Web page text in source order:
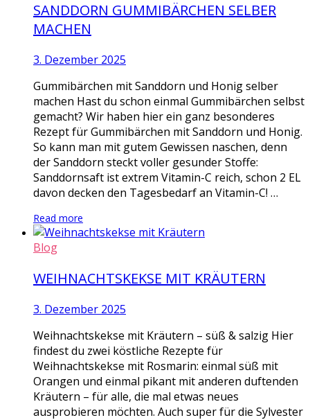
SANDDORN GUMMIBÄRCHEN SELBER
MACHEN
3. Dezember 2025
Gummibärchen mit Sanddorn und Honig selber
machen Hast du schon einmal Gummibärchen selbst
gemacht? Wir haben hier ein ganz besonderes
Rezept für Gummibärchen mit Sanddorn und Honig.
So kann man mit gutem Gewissen naschen, denn
der Sanddorn steckt voller gesunder Stoffe:
Sanddornsaft ist extrem Vitamin-C reich, schon 2 EL
davon decken den Tagesbedarf an Vitamin-C! …
Read more
Blog
WEIHNACHTSKEKSE MIT KRÄUTERN
3. Dezember 2025
Weihnachtskekse mit Kräutern – süß & salzig Hier
findest du zwei köstliche Rezepte für
Weihnachtskekse mit Rosmarin: einmal süß mit
Orangen und einmal pikant mit anderen duftenden
Kräutern – für alle, die mal etwas neues
ausprobieren möchten. Auch super für die Sylvester